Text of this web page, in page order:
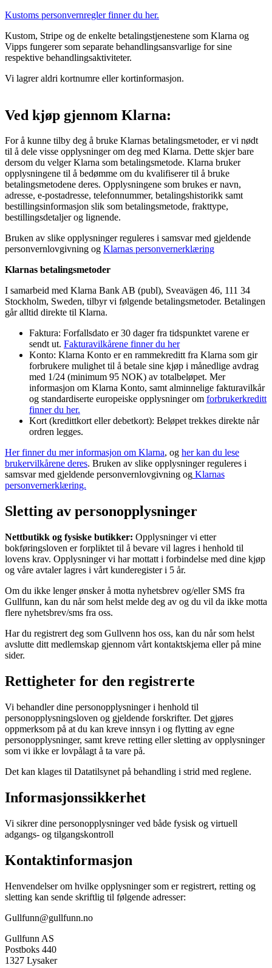
Kustoms personvernregler finner du her.
Kustom, Stripe og de enkelte betalingstjenestene som Klarna og
Vipps fungerer som separate behandlingsansvarlige for sine
respektive behandlingsaktiviteter.
Vi lagrer aldri kortnumre eller kortinformasjon.
Ved kjøp gjennom Klarna:
For å kunne tilby deg å bruke Klarnas betalingsmetoder, er vi nødt
til å dele visse opplysninger om deg med Klarna. Dette skjer bare
dersom du velger Klarna som betalingsmetode. Klarna bruker
opplysningene til å bedømme om du kvalifiserer til å bruke
betalingsmetodene deres. Opplysningene som brukes er navn,
adresse, e-postadresse, telefonnummer, betalingshistorikk samt
bestillingsinformasjon slik som betalingsmetode, frakttype,
bestillingsdetaljer og lignende.
Bruken av slike opplysninger reguleres i samsvar med gjeldende
personvernlovgivning og Klarnas personvernerklæring
Klarnas betalingsmetoder
I samarbeid med Klarna Bank AB (publ), Sveavägen 46, 111 34
Stockholm, Sweden, tilbyr vi følgende betalingsmetoder. Betalingen
går alltid direkte til Klarna.
Faktura: Forfallsdato er 30 dager fra tidspunktet varene er
sendt ut. Fakturavilkårene finner du her
Konto: Klarna Konto er en rammekreditt fra Klarna som gir
forbrukere mulighet til å betale sine kjøp i månedlige avdrag
med 1/24 (minimum 95 NOK) av totalbeløpet. Mer
informasjon om Klarna Konto, samt alminnelige fakturavilkår
og standardiserte europeiske opplysninger om forbrukerkreditt
finner du her.
Kort (kredittkort eller debetkort): Beløpet trekkes direkte når
ordren legges.
Her finner du mer informasjon om Klarna, og her kan du lese
brukervilkårene deres. Bruken av slike opplysninger reguleres i
samsvar med gjeldende personvernlovgivning og Klarnas
personvernerklæring.
Sletting av personopplysninger
Nettbutikk og fysiske butikker: Opplysninger vi etter
bokføringsloven er forpliktet til å bevare vil lagres i henhold til
lovens krav. Opplysninger vi har mottatt i forbindelse med dine kjøp
og våre avtaler lagres i vårt kunderegister i 5 år.
Om du ikke lenger ønsker å motta nyhetsbrev og/eller SMS fra
Gullfunn, kan du når som helst melde deg av og du vil da ikke motta
flere nyhetsbrev/sms fra oss.
Har du registrert deg som Gullvenn hos oss, kan du når som helst
avslutte ditt medlemskap gjennom vårt kontaktskjema eller på mine
sider.
Rettigheter for den registrerte
Vi behandler dine personopplysninger i henhold til
personopplysningsloven og gjeldende forskrifter. Det gjøres
oppmerksom på at du kan kreve innsyn i og flytting av egne
personopplysninger, samt kreve retting eller sletting av opplysninger
som vi ikke er lovpålagt å ta vare på.
Det kan klages til Datatilsynet på behandling i strid med reglene.
Informasjonssikkerhet
Vi sikrer dine personopplysninger ved både fysisk og virtuell
adgangs- og tilgangskontroll
Kontaktinformasjon
Henvendelser om hvilke opplysninger som er registrert, retting og
sletting kan sende skriftlig til følgende adresser:
Gullfunn@gullfunn.no
Gullfunn AS
Postboks 440
1327 Lysaker